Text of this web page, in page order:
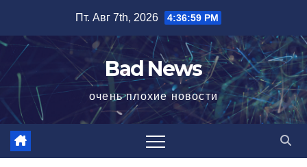
содержимому
Пт. Авг 7th, 2026 4:36:59 PM
Bad News
очень плохие новости